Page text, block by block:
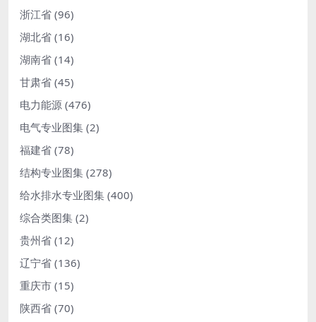
浙江省 (96)
湖北省 (16)
湖南省 (14)
甘肃省 (45)
电力能源 (476)
电气专业图集 (2)
福建省 (78)
结构专业图集 (278)
给水排水专业图集 (400)
综合类图集 (2)
贵州省 (12)
辽宁省 (136)
重庆市 (15)
陕西省 (70)